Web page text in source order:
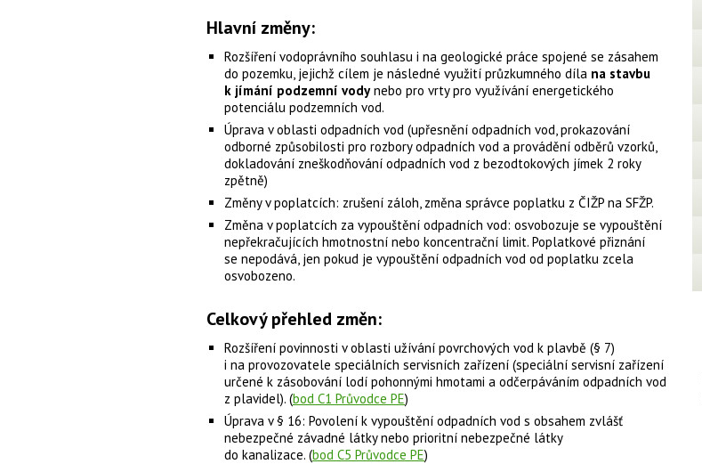
Hlavní změny:
Rozšíření vodoprávního souhlasu i na geologické práce spojené se zásahem
do pozemku, jejichž cílem je následné využití průzkumného díla na stavbu
k jímání podzemní vodynebo pro vrty pro využívání energetického
potenciálu podzemních vod.
Úprava v oblasti odpadních vod (upřesnění odpadních vod, prokazování
odborné způsobilosti pro rozbory odpadních vod a provádění odběrů vzorků,
dokladování zneškodňování odpadních vod z bezodtokových jímek 2 roky
zpětně)
Změny v poplatcích: zrušení záloh, změna správce poplatku z ČIŽP na SFŽP.
Změna v poplatcích za vypouštění odpadních vod: osvobozuje se vypouštění
nepřekračujících hmotnostní nebo koncentrační limit. Poplatkové přiznání
se nepodává, jen pokud je vypouštění odpadních vod od poplatku zcela
osvobozeno.
Celkový přehled změn:
Rozšíření povinnosti v oblasti užívání povrchových vod k plavbě (§ 7)
i na provozovatele speciálních servisních zařízení (speciální servisní zařízení
určené k zásobování lodí pohonnými hmotami a odčerpáváním odpadních vod
z plavidel). (bod C1 Průvodce PE)
Úprava v § 16: Povolení k vypouštění odpadních vod s obsahem zvlášť
nebezpečné závadné látky nebo prioritní nebezpečné látky
do kanalizace. (bod C5 Průvodce PE)